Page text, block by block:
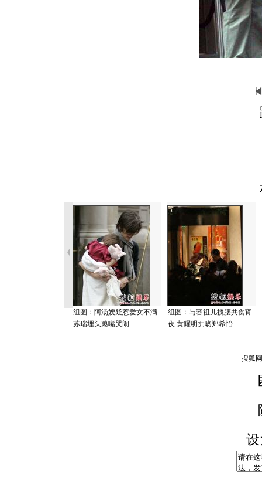
组图：阿汤嫂疑惹爱女不满
苏瑞埋头瘪嘴哭闹
组图：与容祖儿揽腰共食宵
夜 黄耀明拥吻郑希怡